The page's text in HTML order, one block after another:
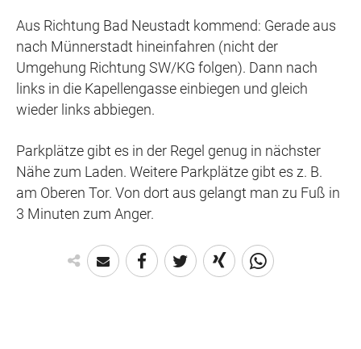
Aus Richtung Bad Neustadt kommend: Gerade aus
nach Münnerstadt hineinfahren (nicht der
Umgehung Richtung SW/KG folgen). Dann nach
links in die Kapellengasse einbiegen und gleich
wieder links abbiegen.
Parkplätze gibt es in der Regel genug in nächster
Nähe zum Laden. Weitere Parkplätze gibt es z. B.
am Oberen Tor. Von dort aus gelangt man zu Fuß in
3 Minuten zum Anger.